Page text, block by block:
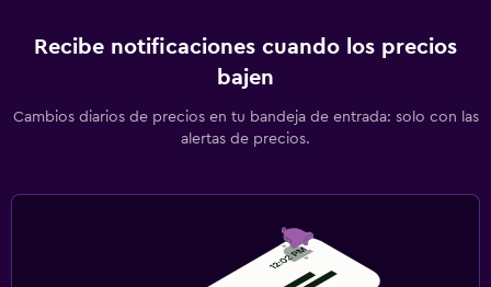
Recibe notificaciones cuando los precios
bajen
Cambios diarios de precios en tu bandeja de entrada: solo con las
alertas de precios.